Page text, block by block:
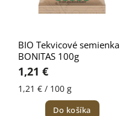
polený
bez umelých farbív
bez umelých sladidiel
BIO Tekvicové semienka
BONITAS 100g
1,21 €
1,21 € / 100 g
Do košíka